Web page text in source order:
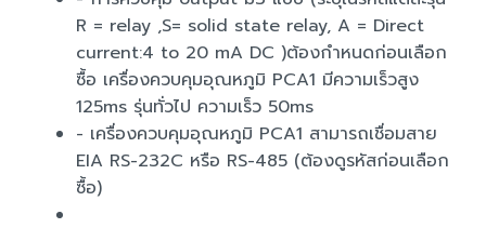
R = relay ,S= solid state relay, A = Direct
current:4 to 20 mA DC )ต้องกำหนดก่อนเลือก
ซื้อ เครื่องควบคุมอุณหภูมิ PCA1 มีความเร็วสูง
125ms รุ่นทั่วไป ความเร็ว 50ms
- เครื่องควบคุมอุณหภูมิ PCA1 สามารถเชื่อมสาย
EIA RS-232C หรือ RS-485 (ต้องดูรหัสก่อนเลือก
ซื้อ)